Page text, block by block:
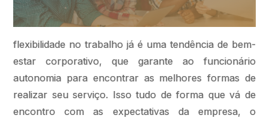
flexibilidade no trabalho já é uma tendência de bem-
estar corporativo, que garante ao funcionário
autonomia para encontrar as melhores formas de
realizar seu serviço. Isso tudo de forma que vá de
encontro com as expectativas da empresa, o